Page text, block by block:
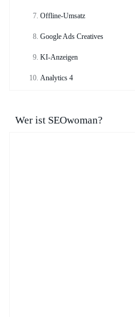
Offline-Umsatz
Google Ads Creatives
KI-Anzeigen
Analytics 4
Wer ist SEOwoman?